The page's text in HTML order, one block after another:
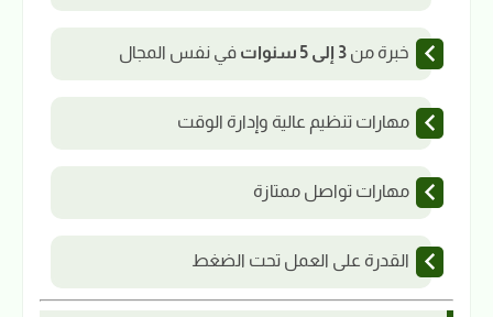
خبرة من 3 إلى 5 سنوات في نفس المجال
مهارات تنظيم عالية وإدارة الوقت
مهارات تواصل ممتازة
القدرة على العمل تحت الضغط